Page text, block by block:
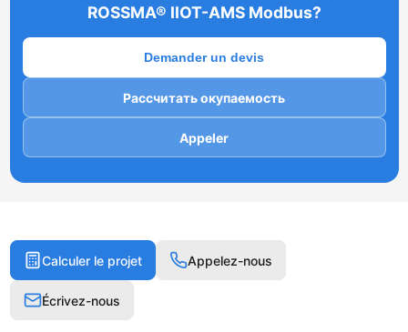
ROSSMA® IIOT-AMS Modbus?
Demander un devis
Рассчитать окупаемость
Appeler
Calculer le projet Appelez-nous
Écrivez-nous